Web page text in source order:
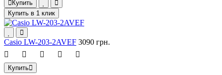
Купить
Купить в 1 клик
Casio LW-203-2AVEF 3090 грн.
Купить